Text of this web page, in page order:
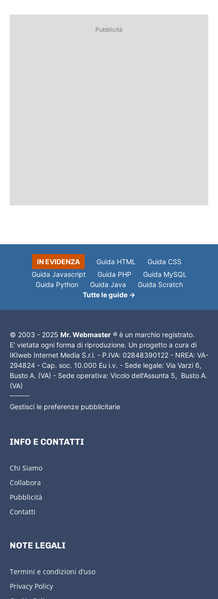
Pubblicità
IN EVIDENZA Guida HTML
Guida CSS
Guida Javascript
Guida PHP
Guida MySQL
Guida Python
Guida Java
Guida Scratch
Tutte le guide →
© 2003 - 2025 Mr. Webmaster ® è un marchio registrato.
E' vietata ogni forma di riproduzione. Un progetto a cura di
IKIweb Internet Media S.r.l. - P.IVA: 02848390122 - NREA: VA-
294824 - Cap. soc. 10.000 Eu i.v. - Sede legale: Via Varzi 6,
Busto A. (VA) - Sede operativa: Vicolo dell'Assunta 5, Busto A.
(VA)
Gestisci le preferenze pubblicitarie
INFO E CONTATTI
Chi Siamo
Collabora
Pubblicità
Contatti
NOTE LEGALI
Termini e condizioni d’uso
Privacy Policy